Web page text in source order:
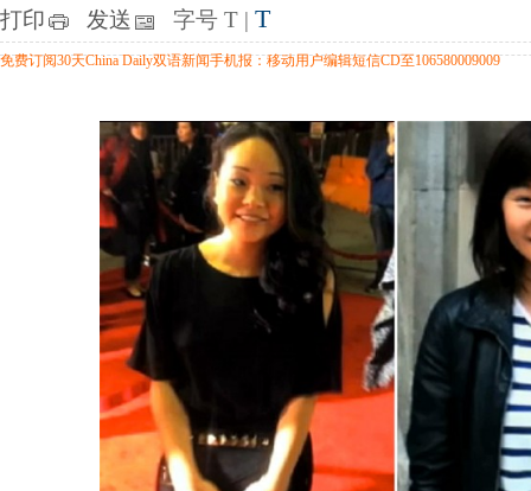
打印 发送 字号 T | T
免费订阅30天China Daily双语新闻手机报：移动用户编辑短信CD至106580009009